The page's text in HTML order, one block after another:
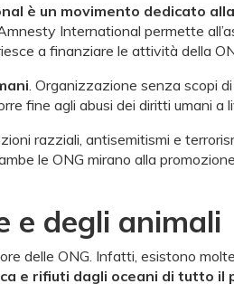
è un movimento dedicato
International permette
a finanziare le attività della
. Organizzazione senza scopi
fine agli abusi dei diritti umani a
razziali, antisemitismi e
le ONG mirano alla
e degli animali
delle ONG. Infatti, esistono
e rifiuti dagli oceani di tutto il